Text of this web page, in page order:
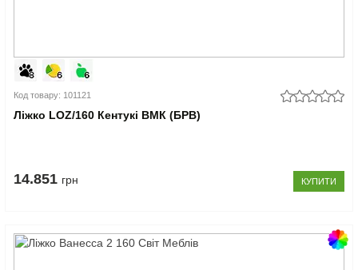
Код товару: 101121
Ліжко LOZ/160 Кентукі ВМК (БРВ)
14.851 грн КУПИТИ